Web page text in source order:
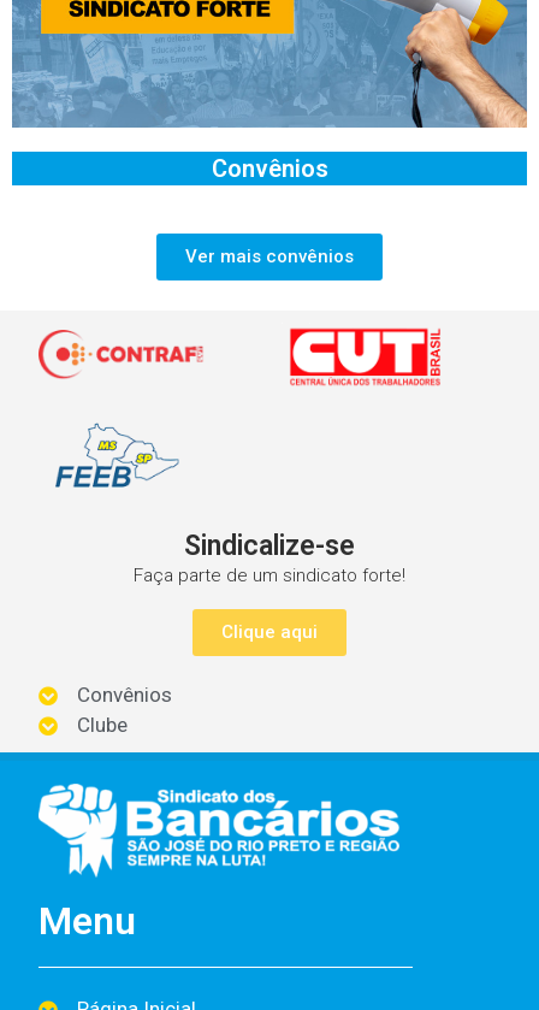
Convênios
Ver mais convênios
Sindicalize-se
Faça parte de um sindicato forte!
Clique aqui
Convênios
Clube
Menu